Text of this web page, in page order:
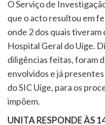
O Serviço de
que o acto resultou em
onde 2 dos quais
Hospital Geral do Uíge.
diligências feitas, foram
envolvidos e já
do SIC Uíge, para os
impõem.
UNITA RESPONDE ÀS